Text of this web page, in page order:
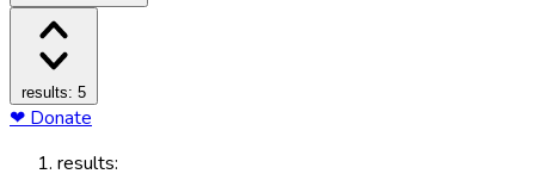
results: 5
❤ Donate
results: